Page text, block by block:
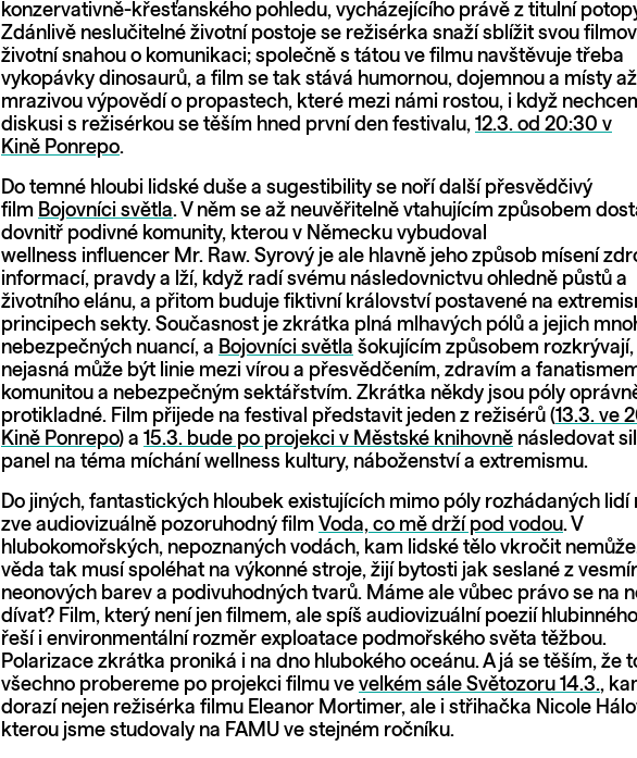
konzervativně-křesťanského pohledu, vycházejícího právě z titulní
Zdánlivě neslučitelné životní postoje se režisérka snaží sblížit svou
životní snahou o komunikaci; společně s tátou ve filmu navštěvuje třeba
vykopávky dinosaurů, a film se tak stává humornou, dojemnou a místy až
mrazivou výpovědí o propastech, které mezi námi rostou, i když
diskusi s režisérkou se těším hned první den festivalu, 12.3. od 20:30 v
Kině Ponrepo.
Do temné hloubi lidské duše a sugestibility se noří další přesvědčivý
film Bojovníci světla. V něm se až neuvěřitelně vtahujícím způsobem
dovnitř podivné komunity, kterou v Německu vybudoval
wellness influencer Mr. Raw. Syrový je ale hlavně jeho způsob mísení
informací, pravdy a lží, když radí svému následovnictvu ohledně půstů a
životního elánu, a přitom buduje fiktivní království postavené na
principech sekty. Současnost je zkrátka plná mlhavých pólů a jejich
nebezpečných nuancí, a Bojovníci světla šokujícím způsobem rozkrývají,
nejasná může být linie mezi vírou a přesvědčením, zdravím a
komunitou a nebezpečným sektářstvím. Zkrátka někdy jsou póly
protikladné. Film přijede na festival představit jeden z režisérů (13.3. ve
Kině Ponrepo) a 15.3. bude po projekci v Městské knihovně následovat
panel na téma míchání wellness kultury, náboženství a extremismu.
Do jiných, fantastických hloubek existujících mimo póly rozhádaných lidí
zve audiovizuálně pozoruhodný film Voda, co mě drží pod vodou. V
hlubokomořských, nepoznaných vodách, kam lidské tělo vkročit
věda tak musí spoléhat na výkonné stroje, žijí bytosti jak seslané z
neonových barev a podivuhodných tvarů. Máme ale vůbec právo se na
dívat? Film, který není jen filmem, ale spíš audiovizuální poezií
řeší i environmentální rozměr exploatace podmořského světa těžbou.
Polarizace zkrátka proniká i na dno hlubokého oceánu. A já se těším, že
všechno probereme po projekci filmu ve velkém sále Světozoru 14.3.,
dorazí nejen režisérka filmu Eleanor Mortimer, ale i střihačka Nicole
kterou jsme studovaly na FAMU ve stejném ročníku.